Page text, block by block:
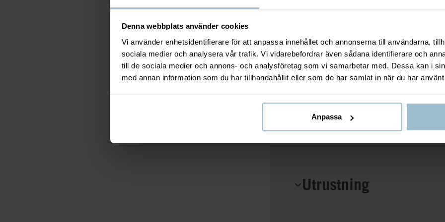
Denna webbplats använder cookies
Vi använder enhetsidentifierare för att anpassa innehållet och annonserna till användarna,
sociala medier och analysera vår trafik. Vi vidarebefordrar även sådana identifierare och
till de sociala medier och annons- och analysföretag som vi samarbetar med. Dessa kan i
med annan information som du har tillhandahållit eller som de har samlat in när du har
Anpassa
För alla våra turer där det ingår mat,
På aktivitetsdagen samlas vi vid
redo. Observera att du som gäst är
för att erhålla din utrustning som ingår i
ICEHOTEL samarbetar endast med
Utrustning